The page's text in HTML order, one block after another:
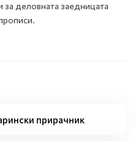
за деловната заедницата
прирачник